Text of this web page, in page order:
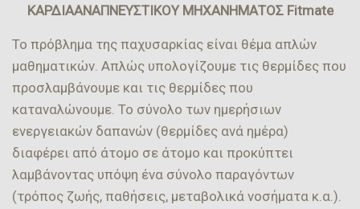
ΚΑΡΔΙΑΑΝΑΠΝΕΥΣΤΙΚΟΥ ΜΗΧΑΝΗΜΑΤΟΣ Fitmate
Το πρόβλημα της παχυσαρκίας είναι θέμα απλών
μαθηματικών. Απλώς υπολογίζουμε τις θερμίδες που
προσλαμβάνουμε και τις θερμίδες που
καταναλώνουμε. Το σύνολο των ημερήσιων
ενεργειακών δαπανών (θερμίδες ανά ημέρα)
διαφέρει από άτομο σε άτομο και προκύπτει
λαμβάνοντας υπόψη ένα σύνολο παραγόντων
(τρόπος ζωής, παθήσεις, μεταβολικά νοσήματα κ.α.).